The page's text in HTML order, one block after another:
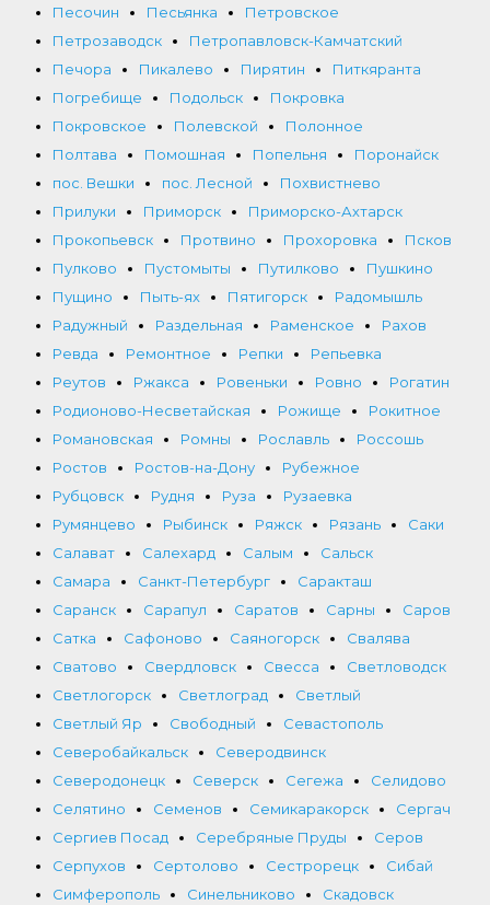
Песочин
Песьянка
Петровское
Петрозаводск
Петропавловск-Камчатский
Печора
Пикалево Пирятин
Питкяранта
Погребище
Подольск
Покровка
Покровское
Полевской
Полонное
Полтава
Помошная Попельня
Поронайск
пос. Вешки
пос. Лесной
Похвистнево
Прилуки
Приморск
Приморско-Ахтарск
Прокопьевск
Протвино Прохоровка
Псков
Пулково
Пустомыты Путилково
Пушкино
Пущино
Пыть-ях Пятигорск
Радомышль
Радужный
Раздельная Раменское
Рахов
Ревда
Ремонтное Репки
Репьевка
Реутов
Ржакса Ровеньки Ровно
Рогатин
Родионово-Несветайская
Рожище
Рокитное
Романовская
Ромны Рославль
Россошь
Ростов
Ростов-на-Дону
Рубежное
Рубцовск
Рудня Руза
Рузаевка
Румянцево
Рыбинск Ряжск Рязань
Саки
Салават
Салехард Салым
Сальск
Самара
Санкт-Петербург
Саракташ
Саранск
Сарапул Саратов Сарны
Саров
Сатка
Сафоново Саяногорск
Свалява
Сватово
Свердловск Свесса
Светловодск
Светлогорск
Светлоград
Светлый
Светлый Яр
Свободный
Севастополь
Северобайкальск
Северодвинск
Северодонецк
Северск Сегежа
Селидово
Селятино
Семенов Семикаракорск
Сергач
Сергиев Посад
Серебряные Пруды
Серов
Серпухов
Сертолово Сестрорецк
Сибай
Симферополь
Синельниково
Скадовск